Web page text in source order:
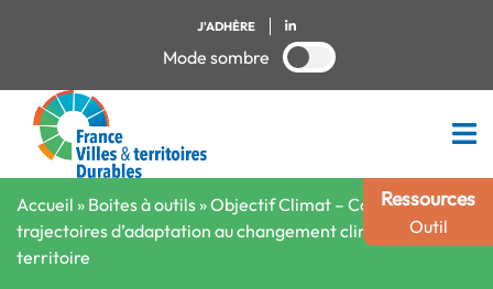
J'ADHÈRE
Mode sombre
Ressources
Outil
Accueil » Boites à outils »Objectif Climat – Construire des
trajectoires d’adaptation au changement climatique du
territoire